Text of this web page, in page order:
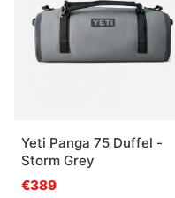
Yeti Panga 75 Duffel -
Storm Grey
€389